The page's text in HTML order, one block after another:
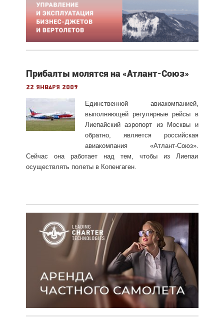
Прибалты молятся на «Атлант-Союз»
22 января 2009
Единственной авиакомпанией,
выполняющей регулярные рейсы в
Лиепайский аэропорт из Москвы и
обратно, является российская
авиакомпания «Атлант-Союз».
Сейчас она работает над тем, чтобы из Лиепаи
осуществлять полеты в Копенгаген.